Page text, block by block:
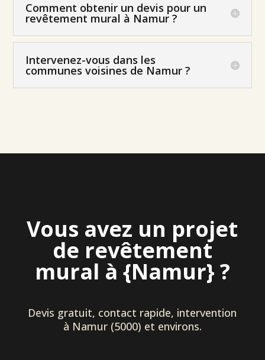
Comment obtenir un devis pour un
revêtement mural à Namur ?
Intervenez-vous dans les
communes voisines de Namur ?
Vous avez un projet
de revêtement
mural à {Namur} ?
Devis gratuit, contact rapide, intervention
à Namur (5000) et environs.